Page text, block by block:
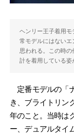
ヘンリー王子着用
常モデルにはないエ
思われる。この時
計を着用している姿
定番モデルの「
き、ブライトリン
年のこと。当時は
ー、デュアルタイ